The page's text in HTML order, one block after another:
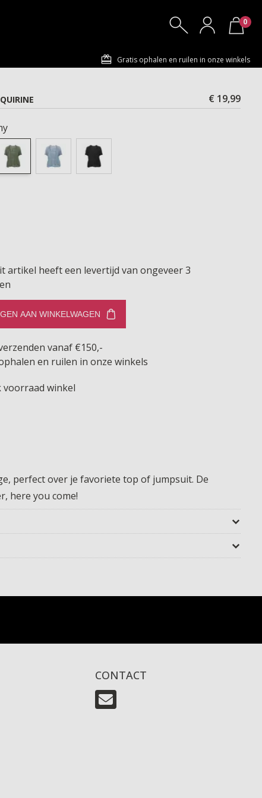
0
Gratis ophalen en ruilen in onze winkels
€ 19,99
artikel heeft een levertijd van ongeveer 3
AAN WINKELWAGEN
vanaf €150,-
en ruilen in onze winkels
voorraad winkel
perfect over je favoriete top of jumpsuit. De
here you come!
CONTACT